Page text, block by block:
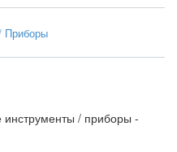
Приборы
/ приборы -